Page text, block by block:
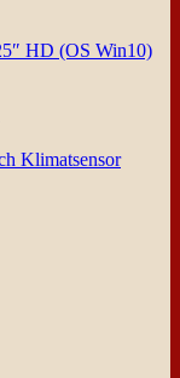
HD (OS Win10)
Klimatsensor